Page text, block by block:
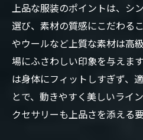
上品な服装のポイントは、シ
選び、素材の質感にこだわる
やウールなど上質な素材は高
場にふさわしい印象を与えま
は身体にフィットしすぎず、
とで、動きやすく美しいライ
クセサリーも上品さを添える要